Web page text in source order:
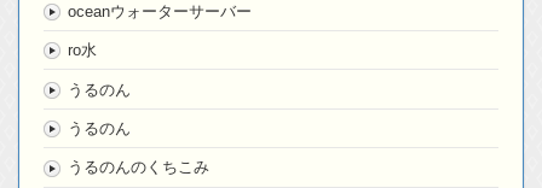
oceanウォーターサーバー
ro水
うるのん
うるのん
うるのんのくちこみ